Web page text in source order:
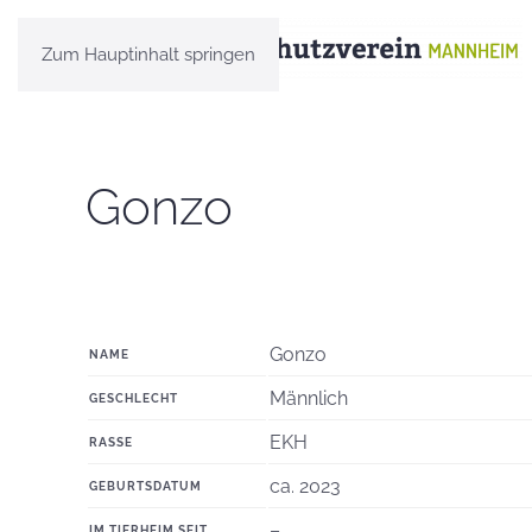
Zum Hauptinhalt springen
Gonzo
NAME Gonzo
GESCHLECHT Männlich
RASSE EKH
GEBURTSDATUM ca. 2023